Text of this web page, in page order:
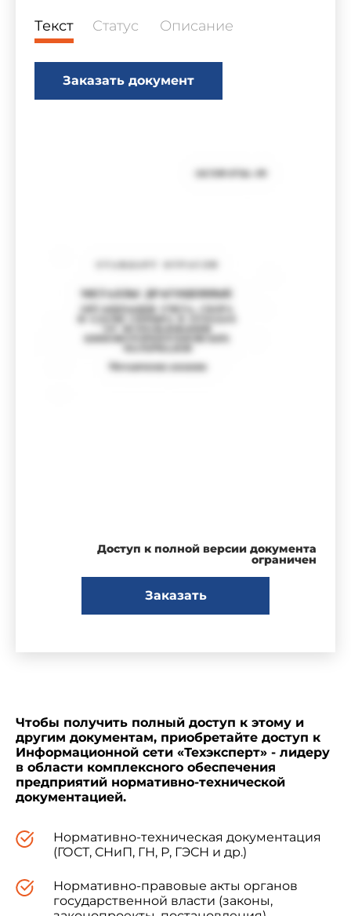
Текст Статус Описание
Заказать документ
Доступ к полной версии документа
ограничен
Заказать
Чтобы получить полный доступ к этому и
другим документам, приобретайте доступ к
Информационной сети «Техэксперт» - лидеру
в области комплексного обеспечения
предприятий нормативно-технической
документацией.
Нормативно-техническая документация
(ГОСТ, СНиП, ГН, Р, ГЭСН и др.)
Нормативно-правовые акты органов
государственной власти (законы,